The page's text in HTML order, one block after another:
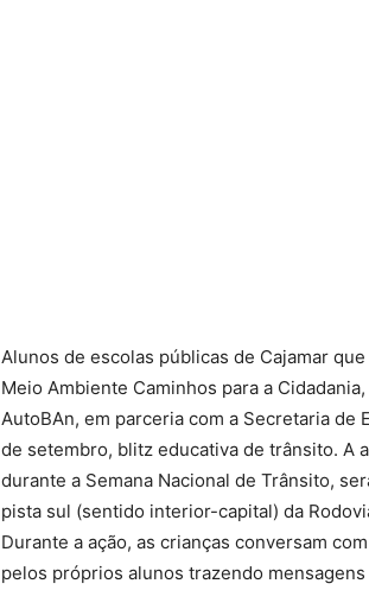
Alunos de escolas públicas de Cajamar
Meio Ambiente Caminhos para a
AutoBAn, em parceria com a Secretaria
de setembro, blitz educativa de trânsito. A
durante a Semana Nacional de Trânsito,
pista sul (sentido interior-capital) da
Durante a ação, as crianças conversam
pelos próprios alunos trazendo